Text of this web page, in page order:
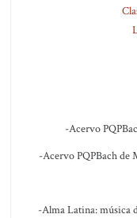
-Acervo
-Acervo PQPBach de
-Alma Latina: música